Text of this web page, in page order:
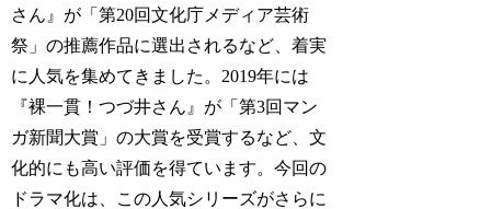
さん』が「第20回文化庁メディア芸術
祭」の推薦作品に選出されるなど、着実
に人気を集めてきました。2019年には
『裸一貫！つづ井さん』が「第3回マン
ガ新聞大賞」の大賞を受賞するなど、文
化的にも高い評価を得ています。今回の
ドラマ化は、この人気シリーズがさらに